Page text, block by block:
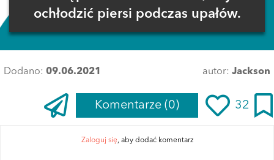
ochłodzić piersi podczas upałów.
Dodano: 09.06.2021 autor: Jackson
Komentarze (0) 32
Zaloguj się, aby dodać komentarz